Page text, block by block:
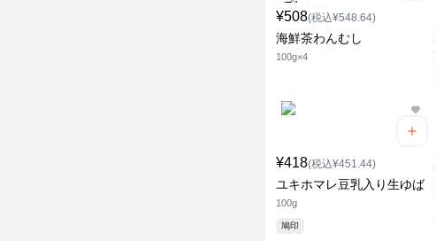
¥508(税込¥548.64)
海鮮茶わんむし
100g×4
¥418(税込¥451.44)
ユキホマレ豆乳入り生ゆば
100g
鳩印